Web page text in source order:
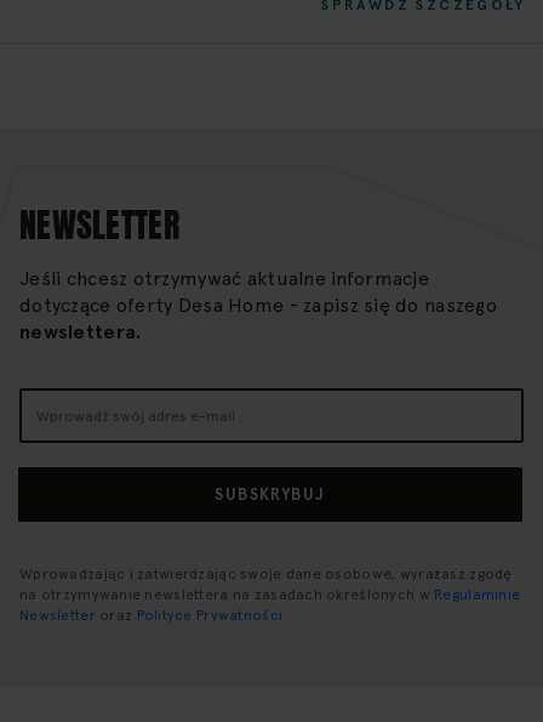
SPRAWDŹ SZCZEGÓŁY
NEWSLETTER
Jeśli chcesz otrzymywać aktualne informacje
dotyczące oferty Desa Home - zapisz się do naszego
newslettera.
nasz
SUBSKRYBUJ
Wprowadzając i zatwierdzając swoje dane osobowe, wyrażasz zgodę
na otrzymywanie newslettera na zasadach określonych w Regulaminie
Newsletter oraz Polityce Prywatności.